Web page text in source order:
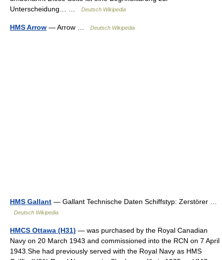
Unterscheidung… …
Deutsch Wikipedia
HMS Arrow — Arrow … Deutsch Wikipedia
HMS Gallant — Gallant Technische Daten Schiffstyp: Zerstörer …
Deutsch Wikipedia
HMCS Ottawa (H31) — was purchased by the Royal Canadian
Navy on 20 March 1943 and commissioned into the RCN on 7 April
1943.She had previously served with the Royal Navy as HMS